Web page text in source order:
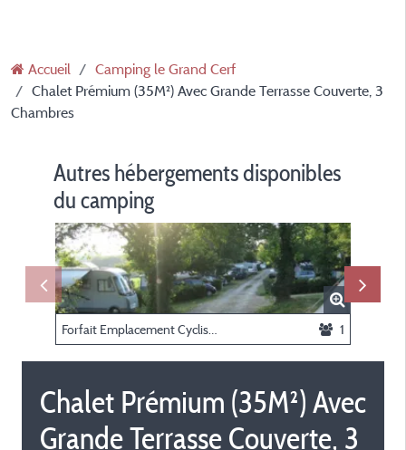
Accueil
Camping le Grand Cerf
Chalet Prémium (35M²) Avec Grande Terrasse Couverte, 3
Chambres
Autres hébergements disponibles
du camping
1
Chalet Prémium (35M²) Avec
Grande Terrasse Couverte, 3